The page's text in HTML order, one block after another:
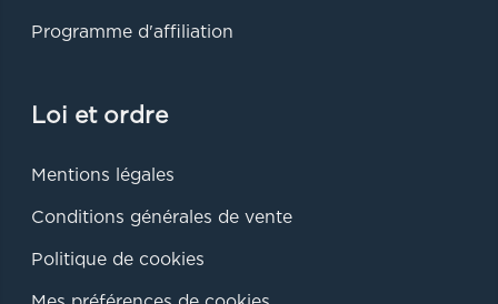
Programme d'affiliation
Loi et ordre
Mentions légales
Conditions générales de vente
Politique de cookies